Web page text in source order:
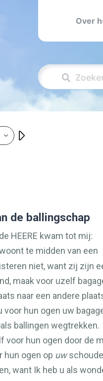
Over
de ballingschap
HEERE kwam tot mij:
te midden van een
niet, want zij zijn
maak voor uzelf
naar een andere
voor hun ogen uw
ballingen wegtrekken.
voor hun ogen door de
hun ogen op uw
want Ik heb u als